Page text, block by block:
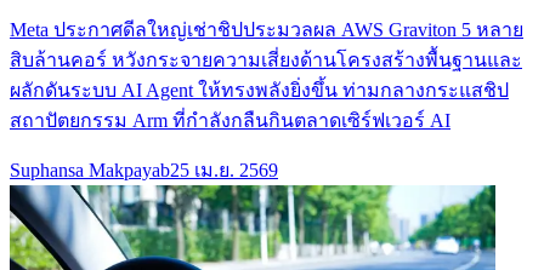
Meta ประกาศดีลใหญ่เช่าชิปประมวลผล AWS Graviton 5 หลาย
สิบล้านคอร์ หวังกระจายความเสี่ยงด้านโครงสร้างพื้นฐานและ
ผลักดันระบบ AI Agent ให้ทรงพลังยิ่งขึ้น ท่ามกลางกระแสชิป
สถาปัตยกรรม Arm ที่กำลังกลืนกินตลาดเซิร์ฟเวอร์ AI
Suphansa Makpayab25 เม.ย. 2569